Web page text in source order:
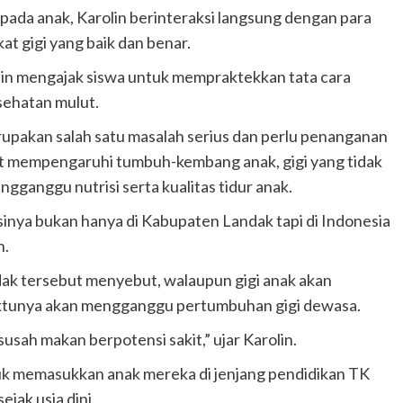
anak, Karolin berinteraksi langsung dengan para
gigi yang baik dan benar.
mengajak siswa untuk mempraktekkan tata cara
mulut.
salah satu masalah serius dan perlu penanganan
tumbuh-kembang anak, gigi yang tidak
nutrisi serta kualitas tidur anak.
bukan hanya di Kabupaten Landak tapi di Indonesia
tersebut menyebut, walaupun gigi anak akan
akan mengganggu pertumbuhan gigi dewasa.
makan berpotensi sakit,” ujar Karolin.
memasukkan anak mereka di jenjang pendidikan TK
usia dini.